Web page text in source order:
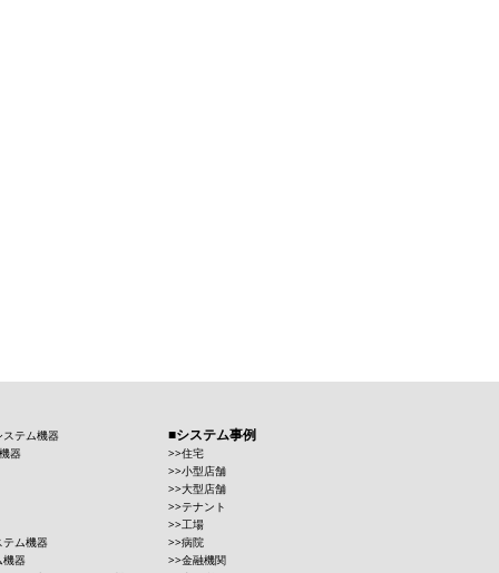
テム機器
器
テム機器
機器
システム事例
住宅
小型店舗
大型店舗
テナント
工場
病院
金融機関